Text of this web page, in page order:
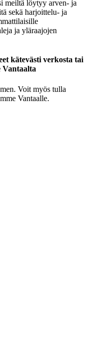
meiltä löytyy arven- ja
sekä harjoittelu- ja
ja yläraajojen
kätevästi verkosta tai
Vantaalta
Voit myös tulla
Vantaalle.